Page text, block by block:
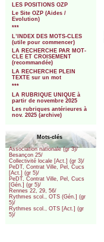
LES POSITIONS OZP
Le Site OZP (Aides /
Evolution)
***
L’INDEX DES MOTS-CLES
(utile pour commencer)
LA RECHERCHE PAR MOT-
CLE ET CROISEMENT
(recommandée)
LA RECHERCHE PLEIN
TEXTE sur un mot
***
LA RUBRIQUE UNIQUE à
partir de novembre 2025
Les rubriques antérieures à
nov. 2025 (archive)
Mots-clés
Association nationale (gr 3)/
Besançon 25/
Collectivité locale [Act.] (gr 3)/
PeDT, Contrat Ville, Pel, Cucs
[Act.] (gr 5)/
PeDT, Contrat Ville, Pel, Cucs
[Gén.] (gr 5)/
Rennes 22, 29, 56/
Rythmes scol., OTS (Gén.] (gr
5)/
Rythmes scol., OTS [Act.] (gr
5)/